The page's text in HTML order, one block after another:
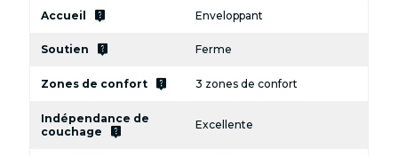
Accueil live_help Enveloppant
Soutien live_help Ferme
Zones de confort live_help 3 zones de confort
Indépendance de
couchage
live_help Excellente